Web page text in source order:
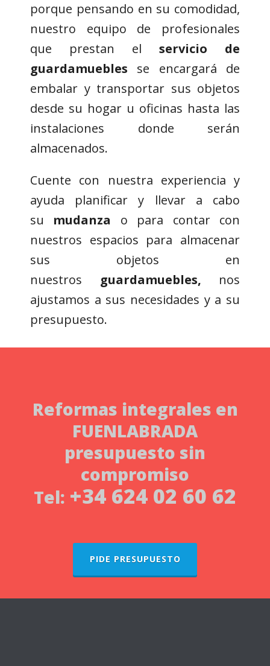
porque pensando en su comodidad,
nuestro equipo de profesionales
que prestan el servicio de
guardamuebles se encargará de
embalar y transportar sus objetos
desde su hogar u oficinas hasta las
instalaciones donde serán
almacenados.
Cuente con nuestra experiencia y
ayuda planificar y llevar a cabo
su mudanza o para contar con
nuestros espacios para almacenar
sus objetos en
nuestros guardamuebles, nos
ajustamos a sus necesidades y a su
presupuesto.
Reformas integrales en
FUENLABRADA
presupuesto sin
compromiso
Tel: +34 624 02 60 62
PIDE PRESUPUESTO